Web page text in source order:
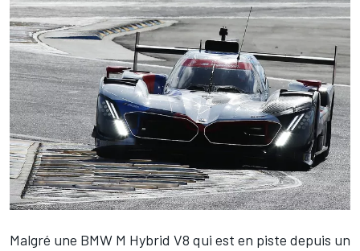
Malgré une BMW M Hybrid V8 qui est en piste depuis un